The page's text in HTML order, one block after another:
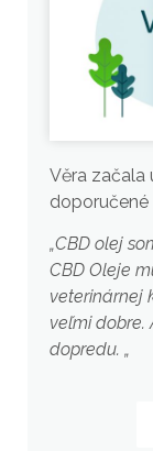
Věra začala
doporučené
„CBD olej
CBD Oleje
veterinárnej
veľmi dobre.
dopredu. „